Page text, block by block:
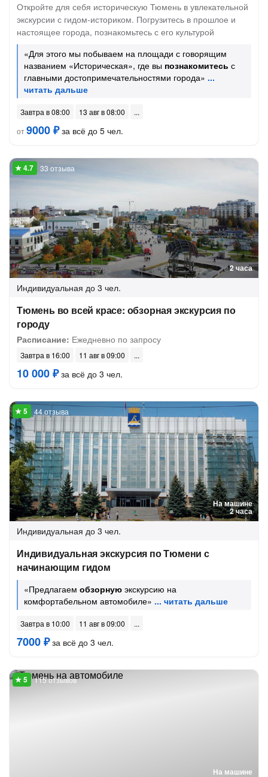
Откройте для себя историческую Тюмень в увлекательной
экскурсии с гидом-историком. Погрузитесь в прошлое и
настоящее города, познакомьтесь с его культурой
«Для этого мы побываем на площади с говорящим
названием «Историческая», где вы познакомитесь с
главными достопримечательностями города»
Завтра в 08:00
13 авг в 08:00
от9000 ₽за всё до 5 чел.
2 часа
33 отзыва
Индивидуальная до 3 чел.
Тюмень во всей красе: обзорная экскурсия по
городу
Расписание: Ежедневно по запросу
Завтра в 16:00 11 авг в 09:00
10 000 ₽за всё до 3 чел.
На машине
2 часа
44 отзыва
Индивидуальная до 3 чел.
Индивидуальная экскурсия по Тюмени с
начинающим гидом
«Предлагаем обзорную экскурсию на
комфортабельном автомобиле»
Завтра в 10:00 11 авг в 09:00
7000 ₽за всё до 3 чел.
На машине
115 отзывов